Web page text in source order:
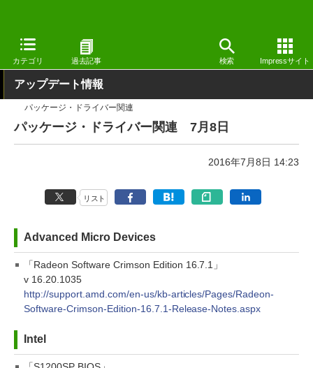
カテゴリ 過去記事 検索 Impressサイト
窓の杜 その他の話題 アップデート
アップデート情報
パッケージ・ドライバー関連
パッケージ・ドライバー関連 7月8日
2016年7月8日 14:23
リスト
Advanced Micro Devices
「Radeon Software Crimson Edition 16.7.1」
v 16.20.1035
http://support.amd.com/en-us/kb-articles/Pages/Radeon-
Software-Crimson-Edition-16.7.1-Release-Notes.aspx
Intel